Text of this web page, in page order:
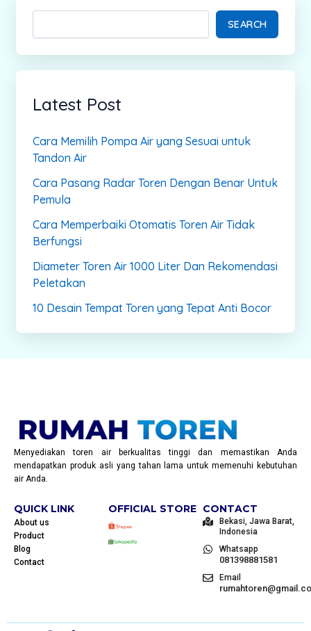
SEARCH
Latest Post
Cara Memilih Pompa Air yang Sesuai untuk
Tandon Air
Cara Pasang Radar Toren Dengan Benar Untuk
Pemula
Cara Memperbaiki Otomatis Toren Air Tidak
Berfungsi
Diameter Toren Air 1000 Liter Dan Rekomendasi
Peletakan
10 Desain Tempat Toren yang Tepat Anti Bocor
Menyediakan toren air berkualitas tinggi dan memastikan Anda
mendapatkan produk asli yang tahan lama untuk memenuhi kebutuhan
air Anda.
QUICK LINK
About us
Product
Blog
Contact
OFFICIAL STORE CONTACT
Bekasi, Jawa Barat,
Indonesia
Whatsapp
081398881581
Email